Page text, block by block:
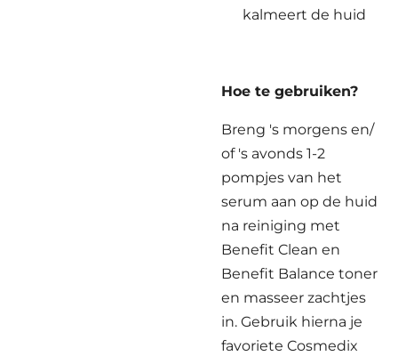
kalmeert de huid
Hoe te gebruiken?
Breng 's morgens en/
of 's avonds 1-2
pompjes van het
serum aan op de huid
na reiniging met
Benefit Clean en
Benefit Balance toner
en masseer zachtjes
in. Gebruik hierna je
favoriete Cosmedix